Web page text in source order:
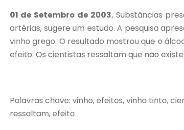
01 de Setembro de 2003. Substâncias
artérias, sugere um estudo. A pesquisa
vinho grego. O resultado mostrou que o
efeito. Os cientistas ressaltam que não
Palavras chave: vinho, efeitos, vinho tinto,
ressaltam, efeito